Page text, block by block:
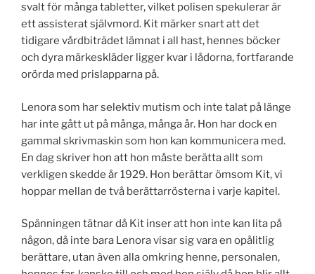
svalt för många tabletter, vilket polisen spekulerar är
ett assisterat självmord. Kit märker snart att det
tidigare vårdbiträdet lämnat i all hast, hennes böcker
och dyra märkeskläder ligger kvar i lådorna, fortfarande
orörda med prislapparna på.
Lenora som har selektiv mutism och inte talat på länge
har inte gått ut på många, många år. Hon har dock en
gammal skrivmaskin som hon kan kommunicera med.
En dag skriver hon att hon måste berätta allt som
verkligen skedde år 1929. Hon berättar ömsom Kit, vi
hoppar mellan de två berättarrösterna i varje kapitel.
Spänningen tätnar då Kit inser att hon inte kan lita på
någon, då inte bara Lenora visar sig vara en opålitlig
berättare, utan även alla omkring henne, personalen,